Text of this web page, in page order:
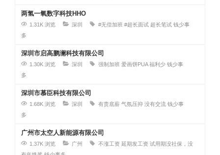
两氢一氧数字科技HHO
1.31K 浏览 深圳 #无偿加班 #超长面试 超长笔试 钱少事
多
深圳市启高鹏澜科技有限公司
1.30K 浏览 深圳 强制加班 爱画饼PUA 福利少 钱少事
多
深圳市慕臣科技有限公司
1.68K 浏览 深圳 有责底薪 气氛压抑 没有交流 钱少事
多
广州市太空人新能源有限公司
1.37K 浏览 广州 不涨工资 延期发工资 试用期没社保，没